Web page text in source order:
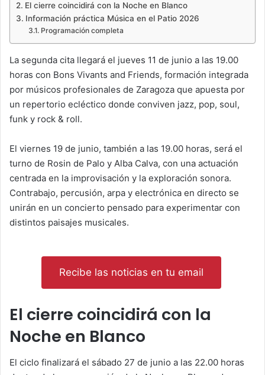
El cierre coincidirá con la Noche en Blanco
Información práctica Música en el Patio 2026
Programación completa
La segunda cita llegará el jueves 11 de junio a las 19.00
horas con Bons Vivants and Friends, formación integrada
por músicos profesionales de Zaragoza que apuesta por
un repertorio ecléctico donde conviven jazz, pop, soul,
funk y rock & roll.
El viernes 19 de junio, también a las 19.00 horas, será el
turno de Rosin de Palo y Alba Calva, con una actuación
centrada en la improvisación y la exploración sonora.
Contrabajo, percusión, arpa y electrónica en directo se
unirán en un concierto pensado para experimentar con
distintos paisajes musicales.
Recibe las noticias en tu email
El cierre coincidirá con la
Noche en Blanco
El ciclo finalizará el sábado 27 de junio a las 22.00 horas